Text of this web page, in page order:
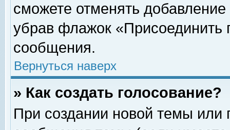
сможете отменять
убрав флажок «Присоединить
сообщения.
Вернуться наверх
» Как создать голосование?
При создании новой темы или